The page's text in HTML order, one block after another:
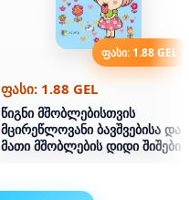
ფასი: 1.88 GEL
ფასი: 1.88 GEL
წიგნი მშობლებისთვის
მცირეწლოვანი ბავშვებისა და
მათი მშობლების დიდი შიშები